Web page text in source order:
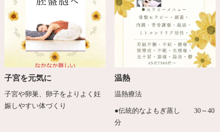
子宮を元気に
子宮や卵巣、卵子をよりよく妊
娠しやすい体づくり
温熱
温熱療法
●伝統的なよもぎ蒸し 30～40
分